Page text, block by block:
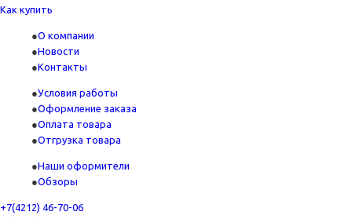
Как купить
О компании
Новости
Контакты
Условия работы
Оформление заказа
Оплата товара
Отгрузка товара
Наши оформители
Обзоры
+7(4212) 46-70-06